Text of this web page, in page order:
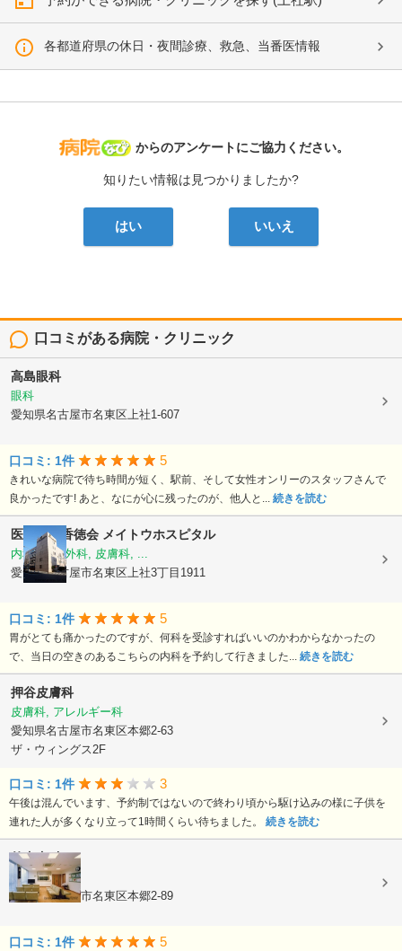
各都道府県の休日・夜間診療、救急、当番医情報
病院なび
からのアンケートにご協力ください。
知りたい情報は見つかりましたか?
はい いいえ
口コミがある病院・クリニック
高島眼科
眼科
愛知県名古屋市名東区上社1-607
口コミ: 1件 5
きれいな病院で待ち時間が短く、駅前、そして女性オンリーのスタッフさんで
良かったです! あと、なにが心に残ったのが、他人と... 続きを読む
医療法人香徳会 メイトウホスピタル
内科, 整形外科, 皮膚科, ...
愛知県名古屋市名東区上社3丁目1911
口コミ: 1件 5
胃がとても痛かったのですが、何科を受診すればいいのかわからなかったの
で、当日の空きのあるこちらの内科を予約して行きました... 続きを読む
押谷皮膚科
皮膚科, アレルギー科
愛知県名古屋市名東区本郷2-63
ザ・ウィングス2F
口コミ: 1件 3
午後は混んでいます、予約制ではないので終わり頃から駆け込みの様に子供を
連れた人が多くなり立って1時間くらい待ちました。 続きを読む
竹内内科
内科, 小児科
愛知県名古屋市名東区本郷2-89
口コミ: 1件 5